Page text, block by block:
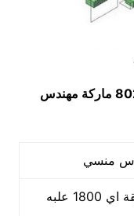
موديل 802 ماركة مهندس
30 علبه في الدقيقة اي 1800 علبه